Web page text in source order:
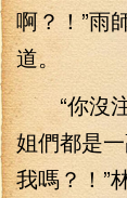
啊？！”雨
道。
“你沒注
姐們都是
我嗎？！”